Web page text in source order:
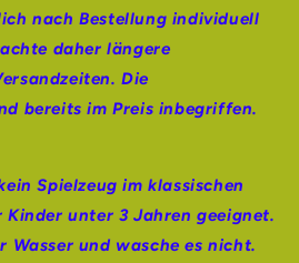
nach Bestellung individuell
daher längere
Die
bereits im Preis inbegriffen.
Spielzeug im klassischen
unter 3 Jahren geeignet.
Wasser und wasche es nicht.